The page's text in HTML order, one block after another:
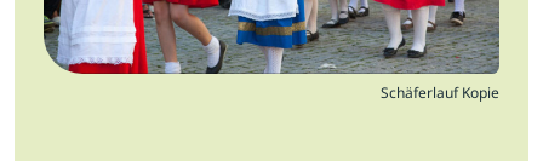
Schäferlauf Kopie